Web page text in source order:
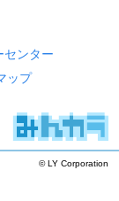
センター
ップ
© LY Corporation